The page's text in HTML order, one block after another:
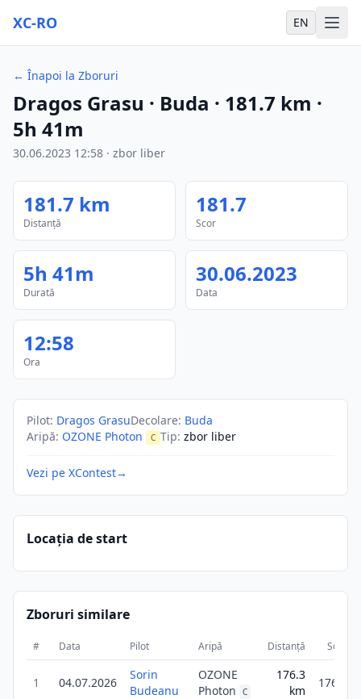
XC-RO EN
← Înapoi la Zboruri
Dragos Grasu · Buda · 181.7 km ·
5h 41m
30.06.2023 12:58 · zbor liber
181.7 km
Distanță
181.7
Scor
5h 41m
Durată
30.06.2023
Data
12:58
Ora
Pilot: Dragos GrasuDecolare: Buda
Aripă: OZONE Photon C Tip: zbor liber
Vezi pe XContest→
Locația de start
Zboruri similare
# Data Pilot Aripă Distanță Scor
1 04.07.2026
Sorin
Budeanu
OZONE
Photon
C
176.3
km
176.2